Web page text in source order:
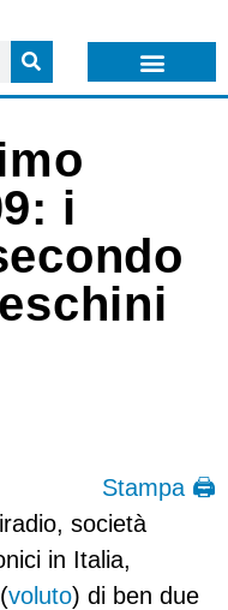
i
Stampa 🖨
società
in Italia,
voluto) di ben due